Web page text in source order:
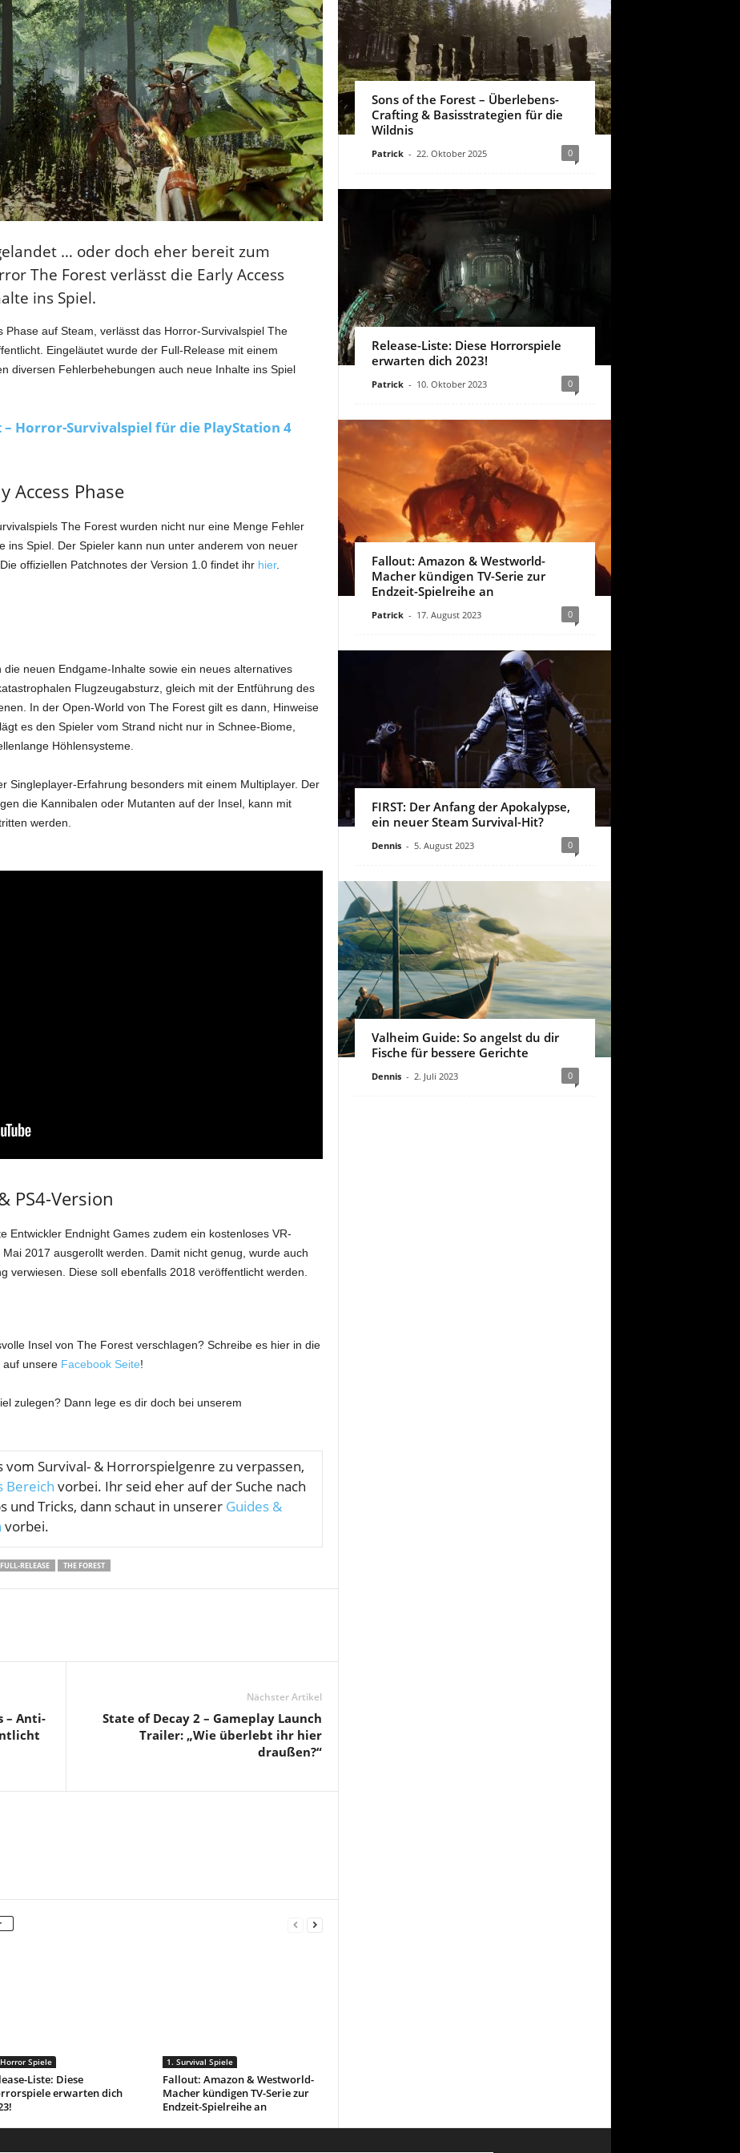
… oder doch eher bereit zum
The Forest verlässt die Early Access
ins Spiel.
Phase auf Steam, verlässt das Horror-Survivalspiel The
Eingeläutet wurde der Full-Release mit einem
diversen Fehlerbehebungen auch neue Inhalte ins Spiel
– Horror-Survivalspiel für die PlayStation 4
Access Phase
The Forest wurden nicht nur eine Menge Fehler
ins Spiel. Der Spieler kann nun unter anderem von neuer
offiziellen Patchnotes der Version 1.0 findet ihr hier.
neuen Endgame-Inhalte sowie ein neues alternatives
Flugzeugabsturz, gleich mit der Entführung des
In der Open-World von The Forest gilt es dann, Hinweise
es den Spieler vom Strand nicht nur in Schnee-Biome,
Höhlensysteme.
Singleplayer-Erfahrung besonders mit einem Multiplayer. Der
die Kannibalen oder Mutanten auf der Insel, kann mit
werden.
PS4-Version
Entwickler Endnight Games zudem ein kostenloses VR-
2017 ausgerollt werden. Damit nicht genug, wurde auch
verwiesen. Diese soll ebenfalls 2018 veröffentlicht werden.
Insel von The Forest verschlagen? Schreibe es hier in die
auf unsere Facebook Seite!
zulegen? Dann lege es dir doch bei unserem
vom Survival- & Horrorspielgenre zu verpassen,
Bereich vorbei. Ihr seid eher auf der Suche nach
und Tricks, dann schaut in unserer Guides &
vorbei.
FULL-RELEASE THE FOREST
– Anti-
Nächster Artikel
State of Decay 2 – Gameplay Launch
Trailer: „Wie überlebt ihr hier
draußen?“
Spiele
Liste: Diese
erwarten dich
1. Survival Spiele
Fallout: Amazon & Westworld-
Macher kündigen TV-Serie zur
Endzeit-Spielreihe an
Sons of the Forest – Überlebens-
Crafting & Basisstrategien für die
Wildnis
Patrick - 22. Oktober 2025 0
Release-Liste: Diese Horrorspiele
erwarten dich 2023!
Patrick - 10. Oktober 2023 0
Fallout: Amazon & Westworld-
Macher kündigen TV-Serie zur
Endzeit-Spielreihe an
Patrick - 17. August 2023 0
FIRST: Der Anfang der Apokalypse,
ein neuer Steam Survival-Hit?
Dennis - 5. August 2023 0
Valheim Guide: So angelst du dir
Fische für bessere Gerichte
Dennis - 2. Juli 2023 0